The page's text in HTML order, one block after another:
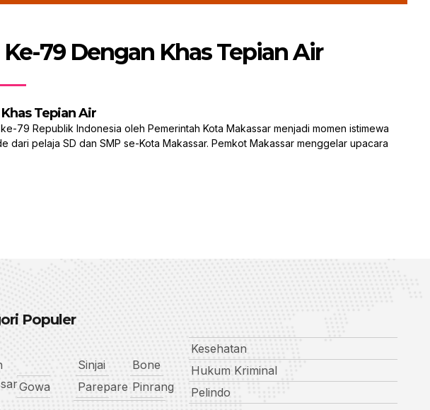
79 Dengan Khas Tepian Air
Tepian Air
79 Republik Indonesia oleh Pemerintah Kota Makassar menjadi momen istimewa
pelaja SD dan SMP se-Kota Makassar. Pemkot Makassar menggelar upacara
Populer
Gowa
Sinjai
Parepare
Bone
Pinrang
Kesehatan
Hukum Kriminal
Pelindo